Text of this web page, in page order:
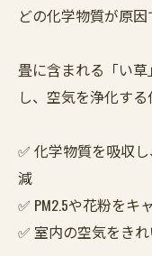
どの化学物質が原因
畳に含まれる「い
し、空気を浄化する
✅ 化学物質を吸収
減
✅ PM2.5や花粉を
✅ 室内の空気をき